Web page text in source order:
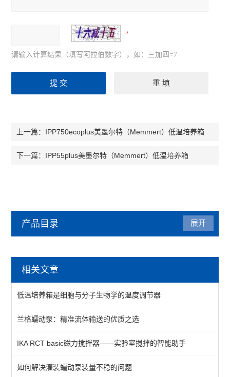
请输入计算结果（填写阿拉伯数字），如：三加四=7
上一篇： IPP750ecoplus美墨尔特（Memmert）低温培养箱
下一篇： IPP55plus美墨尔特（Memmert）低温培养箱
产品目录
低温培养箱
水浴、油浴、恒温槽
恒温恒湿箱
干燥箱
查看全部 >>
展开
相关文章
低温培养箱是细胞与分子生物学的温度调节器
兰格蠕动泵：精准流体输送的优质之选
​​IKA RCT basic磁力搅拌器——实验室搅拌的智能助手​
如何解决灌装蠕动泵装量不稳的问题